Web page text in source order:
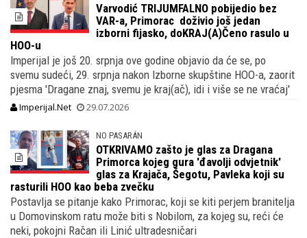
Varvodić TRIJUMFALNO pobijedio bez
VAR-a, Primorac doživio još jedan
izborni fijasko, doKRAJ(A)Čeno rasulo u
HOO-u
Imperijal je još 20. srpnja ove godine objavio da će se, po
svemu sudeći, 29. srpnja nakon Izborne skupštine HOO-a, zaorit
pjesma 'Dragane znaj, svemu je kraj(ač), idi i više se ne vraćaj'
Imperijal.Net 29.07.2026
NO PASARÁN
OTKRIVAMO zašto je glas za Dragana
Primorca kojeg gura 'đavolji odvjetnik'
glas za Krajača, Šegotu, Pavleka koji su
rasturili HOO kao beba zvečku
Postavlja se pitanje kako Primorac, koji se kiti perjem branitelja
u Domovinskom ratu može biti s Nobilom, za kojeg su, reći će
neki, pokojni Račan ili Linić ultradesničari